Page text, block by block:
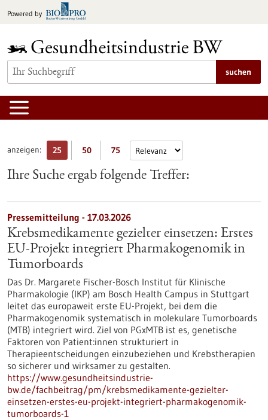
Inhalt
Powered by
suchen
anzeigen: 25 50 75
Ihre Suche ergab folgende Treffer:
Pressemitteilung - 17.03.2026
Krebsmedikamente gezielter einsetzen: Erstes
EU-Projekt integriert Pharmakogenomik in
Tumorboards
Das Dr. Margarete Fischer-Bosch Institut für Klinische
Pharmakologie (IKP) am Bosch Health Campus in Stuttgart
leitet das europaweit erste EU-Projekt, bei dem die
Pharmakogenomik systematisch in molekulare Tumorboards
(MTB) integriert wird. Ziel von PGxMTB ist es, genetische
Faktoren von Patient:innen strukturiert in
Therapieentscheidungen einzubeziehen und Krebstherapien
so sicherer und wirksamer zu gestalten.
https://www.gesundheitsindustrie-
bw.de/fachbeitrag/pm/krebsmedikamente-gezielter-
einsetzen-erstes-eu-projekt-integriert-pharmakogenomik-
tumorboards-1